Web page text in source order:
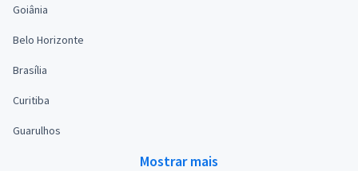
Goiânia
Belo Horizonte
Brasília
Curitiba
Guarulhos
Mostrar mais